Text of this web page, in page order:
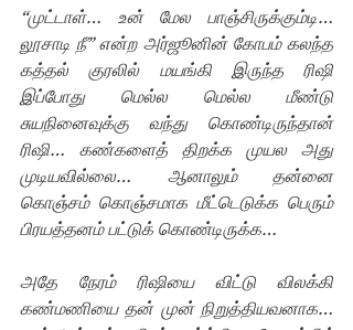
“முட்டாள்… உன் மேல பாஞ்சிருக்கும்டி…
லூசாடி நீ” என்ற அர்ஜூனின் கோபம் கலந்த
கத்தல் குரலில் மயங்கி இருந்த ரிஷி
இப்போது மெல்ல மெல்ல மீண்டு
சுயநினைவுக்கு வந்து கொண்டிருந்தான்
ரிஷி… கண்களைத் திறக்க முயல அது
முடியவில்லை… ஆனாலும் தன்னை
கொஞ்சம் கொஞ்சமாக மீட்டெடுக்க பெரும்
பிரயத்தனம் பட்டுக் கொண்டிருக்க…
அதே நேரம் ரிஷியை விட்டு விலக்கி
கண்மணியை தன் முன் நிறுத்தியவனாக…